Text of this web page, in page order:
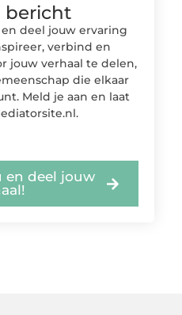
bericht
deel jouw ervaring
verbind en
jouw verhaal te delen,
die elkaar
Meld je aan en laat
en deel jouw